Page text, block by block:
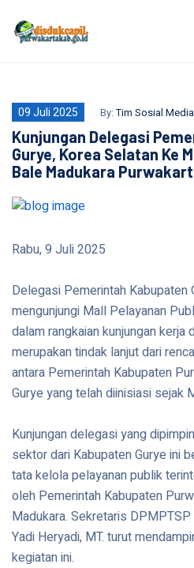
09 Juli 2025 By:Tim Sosial
Kunjungan Delegasi
Gurye, Korea Selatan Ke
Bale Madukara
Rabu, 9 Juli 2025
Delegasi Pemerintah Kabupaten
mengunjungi Mall Pelayanan
dalam rangkaian kunjungan kerja
merupakan tindak lanjut dari
antara Pemerintah Kabupaten
Gurye yang telah diinisiasi sejak
Kunjungan delegasi yang
sektor dari Kabupaten Gurye ini
tata kelola pelayanan publik
oleh Pemerintah Kabupaten
Madukara. Sekretaris DPMPTSP
Yadi Heryadi, MT. turut
kegiatan ini.